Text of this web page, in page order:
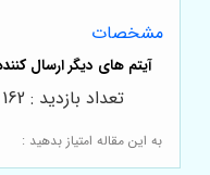
مشخصات
به این مقاله امتیاز بدهید :
تعداد بازدید : 162